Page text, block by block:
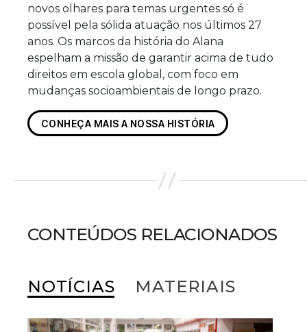
novos olhares para temas urgentes só é
possível pela sólida atuação nos últimos 27
anos. Os marcos da história do Alana
espelham a missão de garantir acima de tudo
direitos em escola global, com foco em
mudanças socioambientais de longo prazo.
CONHEÇA MAIS A NOSSA HISTÓRIA
CONTEÚDOS RELACIONADOS
NOTÍCIAS MATERIAIS